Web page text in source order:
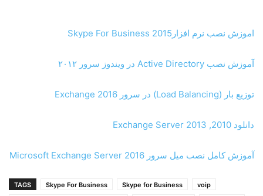
اموزش نصب ﻧﺮم اﻓﺰار2015 Skype For Business
آموزش نصب Active Directory در ویندوز سرور ۲۰۱۲
توزیع بار (Load Balancing) در سرور Exchange 2016
دانلود Exchange Server 2013 ,2010
آموزش کامل نصب میل سرور Microsoft Exchange Server 2016
TAGS Skype For Business Skype for Business
voip